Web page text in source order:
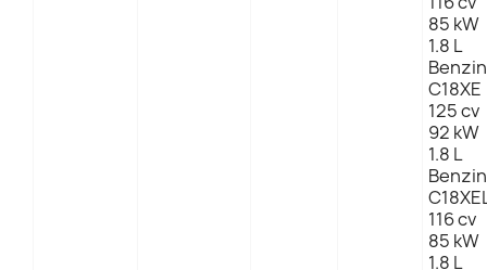
85 kW
1.8 L
C18XE
125 cv
92 kW
1.8 L
116 cv
85 kW
1.8 L